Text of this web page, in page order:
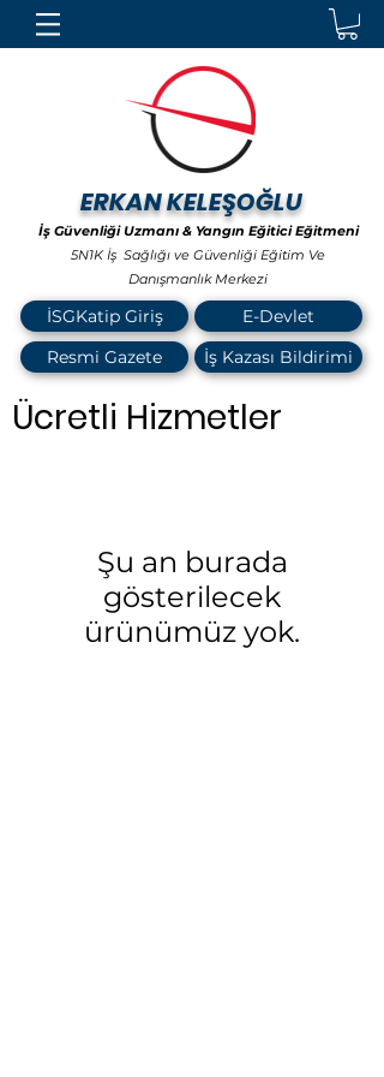
ERKAN KELEŞOĞLU
İş Güvenliği Uzmanı & Yangın Eğitici Eğitmeni
5N1K İş Sağlığı ve Güvenliği Eğitim Ve
Danışmanlık Merkezi
İSGKatip Giriş
E-Devlet
Resmi Gazete
İş Kazası Bildirimi
Ücretli Hizmetler
Şu an burada
gösterilecek
ürünümüz yok.